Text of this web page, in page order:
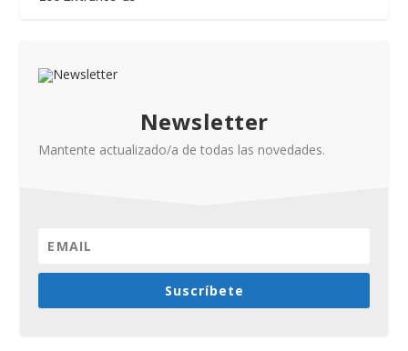
Newsletter
Mantente actualizado/a de todas las novedades.
Suscríbete